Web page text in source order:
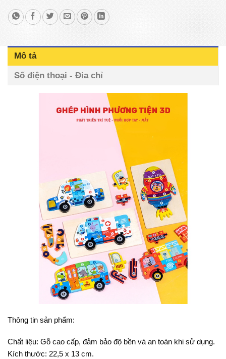
Mô tả
Số điện thoại - Đia chỉ
Thông tin sản phẩm:
Chất liệu: Gỗ cao cấp, đảm bảo độ bền và an toàn khi sử dụng.
Kích thước: 22,5 x 13 cm.